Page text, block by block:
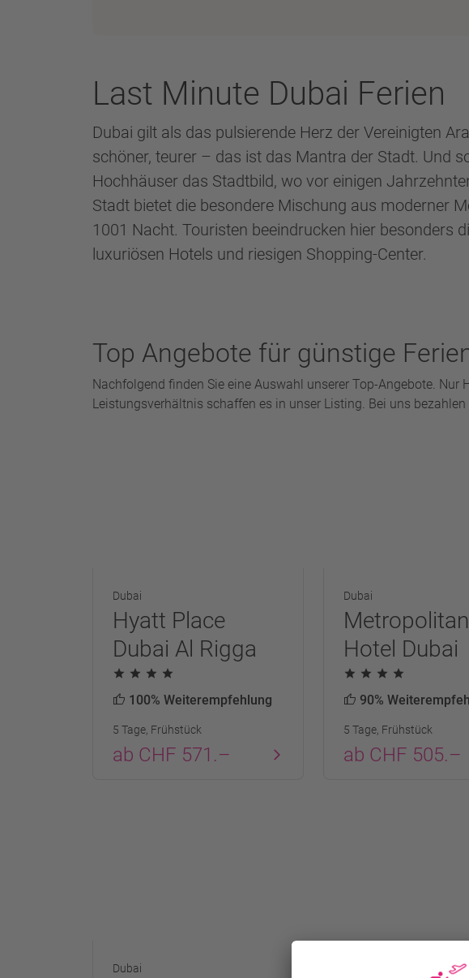
Last Minute Dubai Ferien
Dubai gilt als das pulsierende Herz der Vereinigten
schöner, teurer – das ist das Mantra der Stadt. Und
Hochhäuser das Stadtbild, wo vor einigen
Stadt bietet die besondere Mischung aus moderner
1001 Nacht. Touristen beeindrucken hier besonders
luxuriösen Hotels und riesigen Shopping-Center.
Top Angebote für günstige
Nachfolgend finden Sie eine Auswahl unserer Top-Angebote.
Leistungsverhältnis schaffen es in unser Listing. Bei uns
Dubai
Hyatt Place
Dubai Al Rigga
100% Weiterempfehlung
5 Tage, Frühstück
ab CHF 571.–
Dubai
Metropolitan
Hotel Dubai
90%
5 Tage, Frühstück
ab CHF 505.–
Dubai